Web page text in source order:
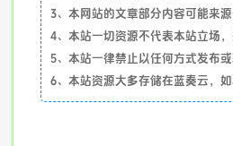
3、本网站的文章部分内容可能来
4、本站一切资源不代表本站立场
5、本站一律禁止以任何方式发布
6、本站资源大多存储在蓝奏云，